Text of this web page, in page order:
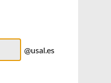
@usal.es